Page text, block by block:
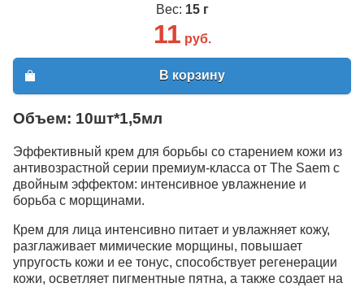
Вес: 15 г
11 руб.
В корзину
Объем: 10шт*1,5мл
Эффективный крем для борьбы со старением кожи из
антивозрастной серии премиум-класса от The Saem с
двойным эффектом: интенсивное увлажнение и
борьба с морщинами.
Крем для лица интенсивно питает и увлажняет кожу,
разглаживает мимические морщины, повышает
упругость кожи и ее тонус, способствует регенерации
кожи, осветляет пигментные пятна, а также создает на